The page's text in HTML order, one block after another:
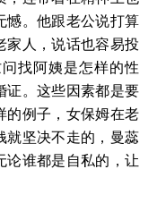
憾。他跟老公说打算
家人，说话也容易投
找阿姨是怎样的性
证。这些因素都是要
的例子，女保姆在老
就坚决不走的，曼蕊
论谁都是自私的，让